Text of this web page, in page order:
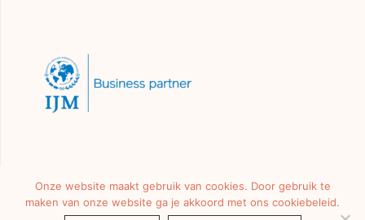
Onze website maakt gebruik van cookies. Door gebruik te
maken van onze website ga je akkoord met ons cookiebeleid.